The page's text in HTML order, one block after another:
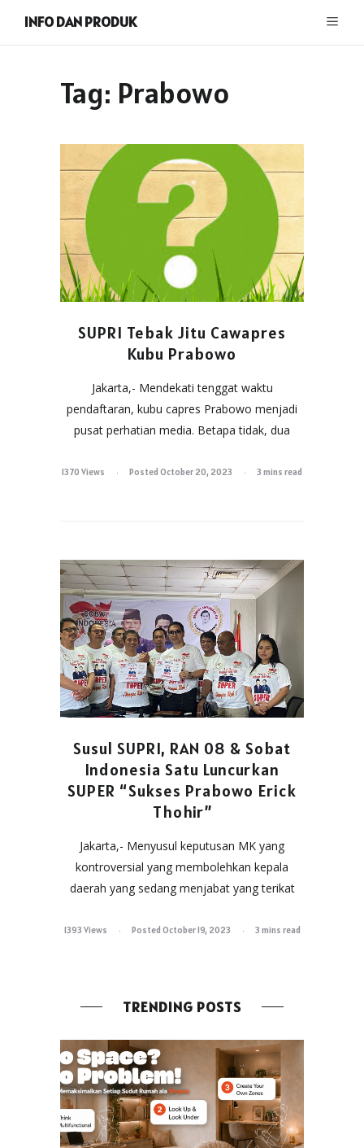
INFO DAN PRODUK
Tag: Prabowo
SUPRI Tebak Jitu Cawapres
Kubu Prabowo
Jakarta,- Mendekati tenggat waktu
pendaftaran, kubu capres Prabowo menjadi
pusat perhatian media. Betapa tidak, dua
1370 Views Posted October 20, 2023 3 mins read
Susul SUPRI, RAN 08 & Sobat
Indonesia Satu Luncurkan
SUPER “Sukses Prabowo Erick
Thohir”
Jakarta,- Menyusul keputusan MK yang
kontroversial yang membolehkan kepala
daerah yang sedang menjabat yang terikat
1393 Views Posted October 19, 2023 3 mins read
TRENDING POSTS